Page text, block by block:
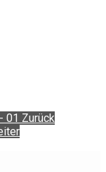
01 Zurück